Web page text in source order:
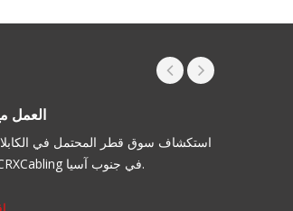
العمل
استكشاف سوق قطر المحتمل في
سمعة CRXCabling في جنوب آسيا.